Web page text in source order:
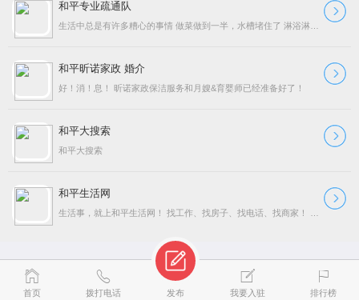
和平专业疏通队
和平昕诺家政 婚介
好！消！息！ 昕诺家政保洁服务和月嫂&育婴师已经准备好了！
和平大搜索
和平大搜索
和平生活网
首页 拨打电话 发布 我要入驻 排行榜